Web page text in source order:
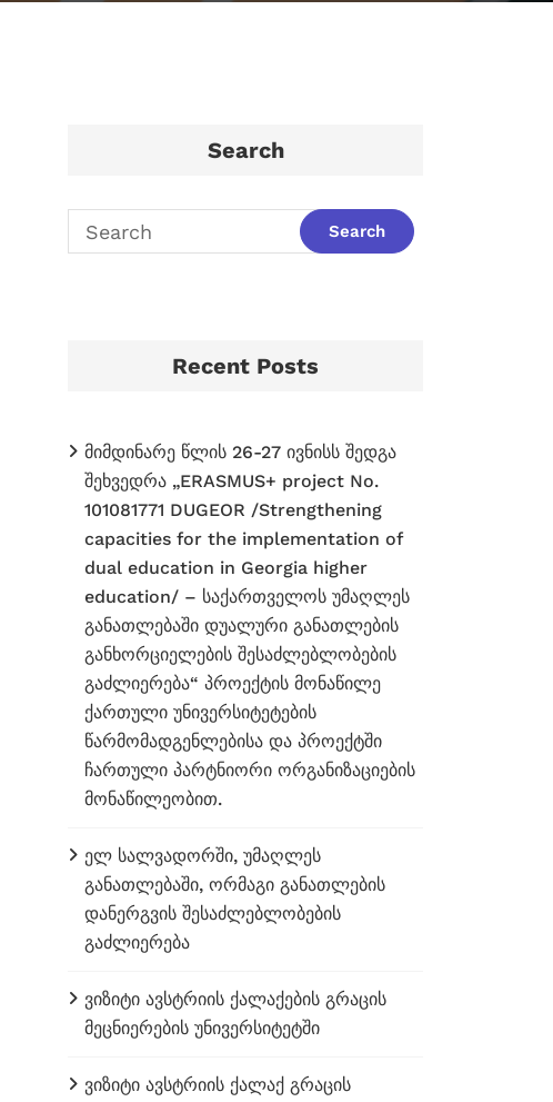
Search
Recent Posts
მიმდინარე წლის 26-27 ივნისს შედგა
შეხვედრა „ERASMUS+ project No.
101081771 DUGEOR /Strengthening
capacities for the implementation of
dual education in Georgia higher
education/ – საქართველოს უმაღლეს
განათლებაში დუალური განათლების
განხორციელების შესაძლებლობების
გაძლიერება“ პროექტის მონაწილე
ქართული უნივერსიტეტების
წარმომადგენლებისა და პროექტში
ჩართული პარტნიორი ორგანიზაციების
მონაწილეობით.
ელ სალვადორში, უმაღლეს
განათლებაში, ორმაგი განათლების
დანერგვის შესაძლებლობების
გაძლიერება
ვიზიტი ავსტრიის ქალაქების გრაცის
მეცნიერების უნივერსიტეტში
ვიზიტი ავსტრიის ქალაქ გრაცის